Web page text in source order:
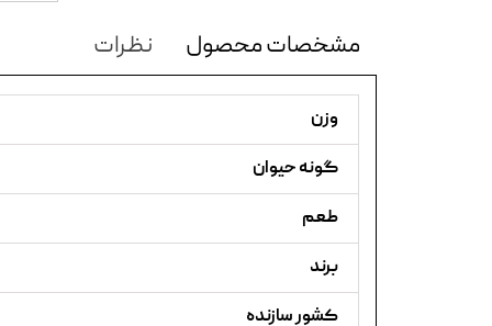
مشخصات محصول نظرات
وزن
گونه حیوان
طعم
برند
کشور سازنده